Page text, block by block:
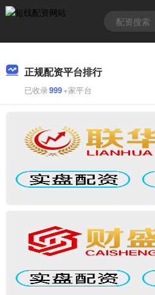
正规配资平台排行
已收录999+家平台